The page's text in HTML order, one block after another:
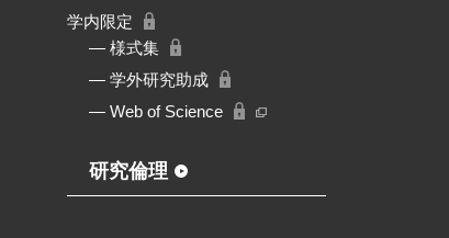
学内限定
― 様式集
― 学外研究助成
― Web of Science
研究倫理